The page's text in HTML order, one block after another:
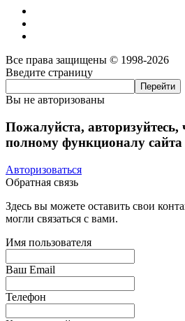
Все права защищены © 1998-2026
Введите страницу
Вы не авторизованы
Пожалуйста, авторизуйтесь,
полному функционалу сайта
Авторизоваться
Обратная связь
Здесь вы можете оставить свои
могли связаться с вами.
Имя пользователя
Ваш Email
Телефон